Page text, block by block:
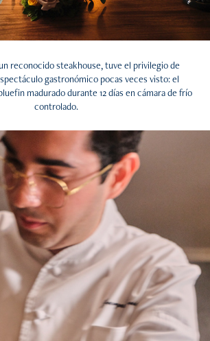
reconocido steakhouse, tuve el privilegio de
gastronómico pocas veces visto: el
madurado durante 12 días en cámara de frío
controlado.